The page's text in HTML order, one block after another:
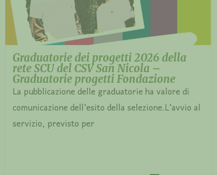
Graduatorie dei progetti 2026 della
rete SCU del CSV San Nicola –
Graduatorie progetti Fondazione
La pubblicazione delle graduatorie ha valore di
comunicazione dell’esito della selezione.L’avvio al
servizio, previsto per